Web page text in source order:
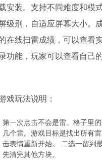
安装。支持不同难度和模
级别，自适应屏幕大小。
在线扫雷成绩，可以查看
功能，玩家可以查看自己
戏玩法说明：
第一次点击不会是雷。格子里
几个雷。游戏目标是找出所有
击表情重新开始。 二选一留到
先清完其他方块。